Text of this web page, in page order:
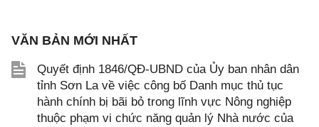
VĂN BẢN MỚI NHẤT
Quyết định 1846/QĐ-UBND của Ủy ban nhân dân
tỉnh Sơn La về việc công bố Danh mục thủ tục
hành chính bị bãi bỏ trong lĩnh vực Nông nghiệp
thuộc phạm vi chức năng quản lý Nhà nước của